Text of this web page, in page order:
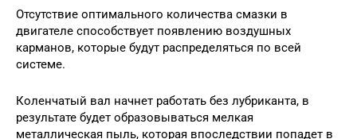
Отсутствие оптимального количества смазки в
двигателе способствует появлению воздушных
карманов, которые будут распределяться по всей
системе.
Коленчатый вал начнет работать без лубриканта, в
результате будет образовываться мелкая
металлическая пыль, которая впоследствии попадет в